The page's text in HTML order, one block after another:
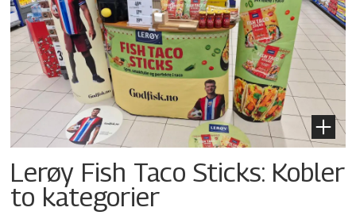
Lerøy Fish Taco Sticks: Kobler
to kategorier